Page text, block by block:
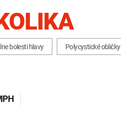
POTRAVÍN
bolesti hlavy Polycystické obličky